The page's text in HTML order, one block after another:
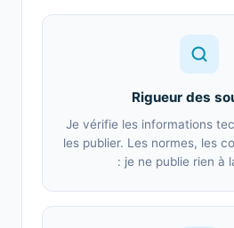
Rigueur des
Je vérifie les informations
les publier. Les normes, les
: je ne publie rien à